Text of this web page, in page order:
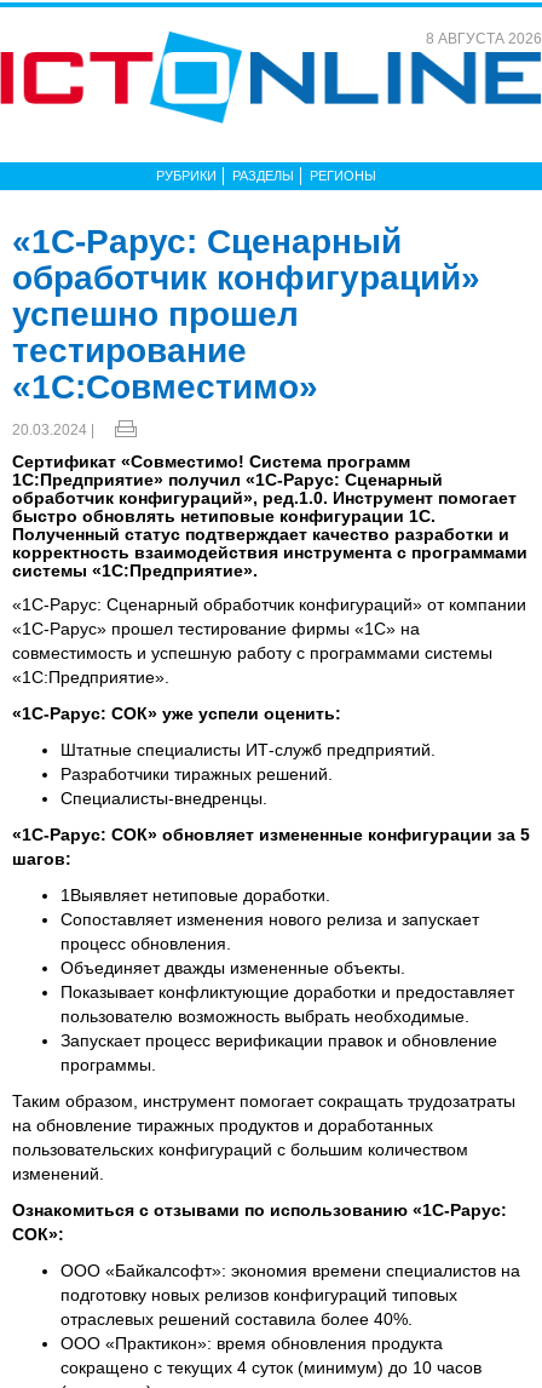
8 АВГУСТА 2026
РУБРИКИ РАЗДЕЛЫ РЕГИОНЫ
«1С‑Рарус: Сценарный
обработчик конфигураций»
успешно прошел
тестирование
«1С:Совместимо»
20.03.2024 |
Сертификат «Совместимо! Система программ
1С:Предприятие» получил «1С‑Рарус: Сценарный
обработчик конфигураций», ред.1.0. Инструмент помогает
быстро обновлять нетиповые конфигурации 1С.
Полученный статус подтверждает качество разработки и
корректность взаимодействия инструмента с программами
системы «1С:Предприятие».
«1С‑Рарус: Сценарный обработчик конфигураций» от компании
«1С‑Рарус» прошел тестирование фирмы «1С» на
совместимость и успешную работу с программами системы
«1С:Предприятие».
«1С‑Рарус: СОК» уже успели оценить:
Штатные специалисты ИТ-служб предприятий.
Разработчики тиражных решений.
Специалисты-внедренцы.
«1С‑Рарус: СОК» обновляет измененные конфигурации за 5
шагов:
1Выявляет нетиповые доработки.
Сопоставляет изменения нового релиза и запускает
процесс обновления.
Объединяет дважды измененные объекты.
Показывает конфликтующие доработки и предоставляет
пользователю возможность выбрать необходимые.
Запускает процесс верификации правок и обновление
программы.
Таким образом, инструмент помогает сокращать трудозатраты
на обновление тиражных продуктов и доработанных
пользовательских конфигураций с большим количеством
изменений.
Ознакомиться с отзывами по использованию «1С‑Рарус:
СОК»:
ООО «Байкалсофт»: экономия времени специалистов на
подготовку новых релизов конфигураций типовых
отраслевых решений составила более 40%.
ООО «Практикон»: время обновления продукта
сокращено с текущих 4 суток (минимум) до 10 часов